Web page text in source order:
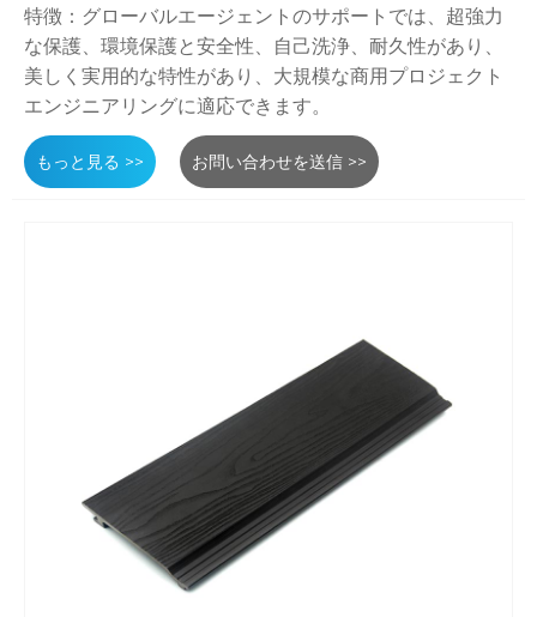
特徴：グローバルエージェントのサポートでは、超強力
な保護、環境保護と安全性、自己洗浄、耐久性があり、
美しく実用的な特性があり、大規模な商用プロジェクト
エンジニアリングに適応できます。
もっと見る >> お問い合わせを送信 >>